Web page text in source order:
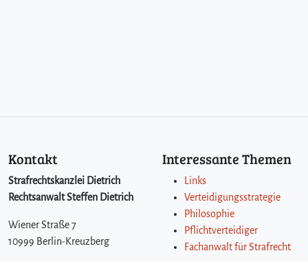
Kontakt
Strafrechtskanzlei Dietrich
Rechtsanwalt Steffen Dietrich
Wiener Straße 7
10999 Berlin-Kreuzberg
Interessante Themen
Links
Verteidigungsstrategie
Philosophie
Pflichtverteidiger
Fachanwalt für Strafrecht